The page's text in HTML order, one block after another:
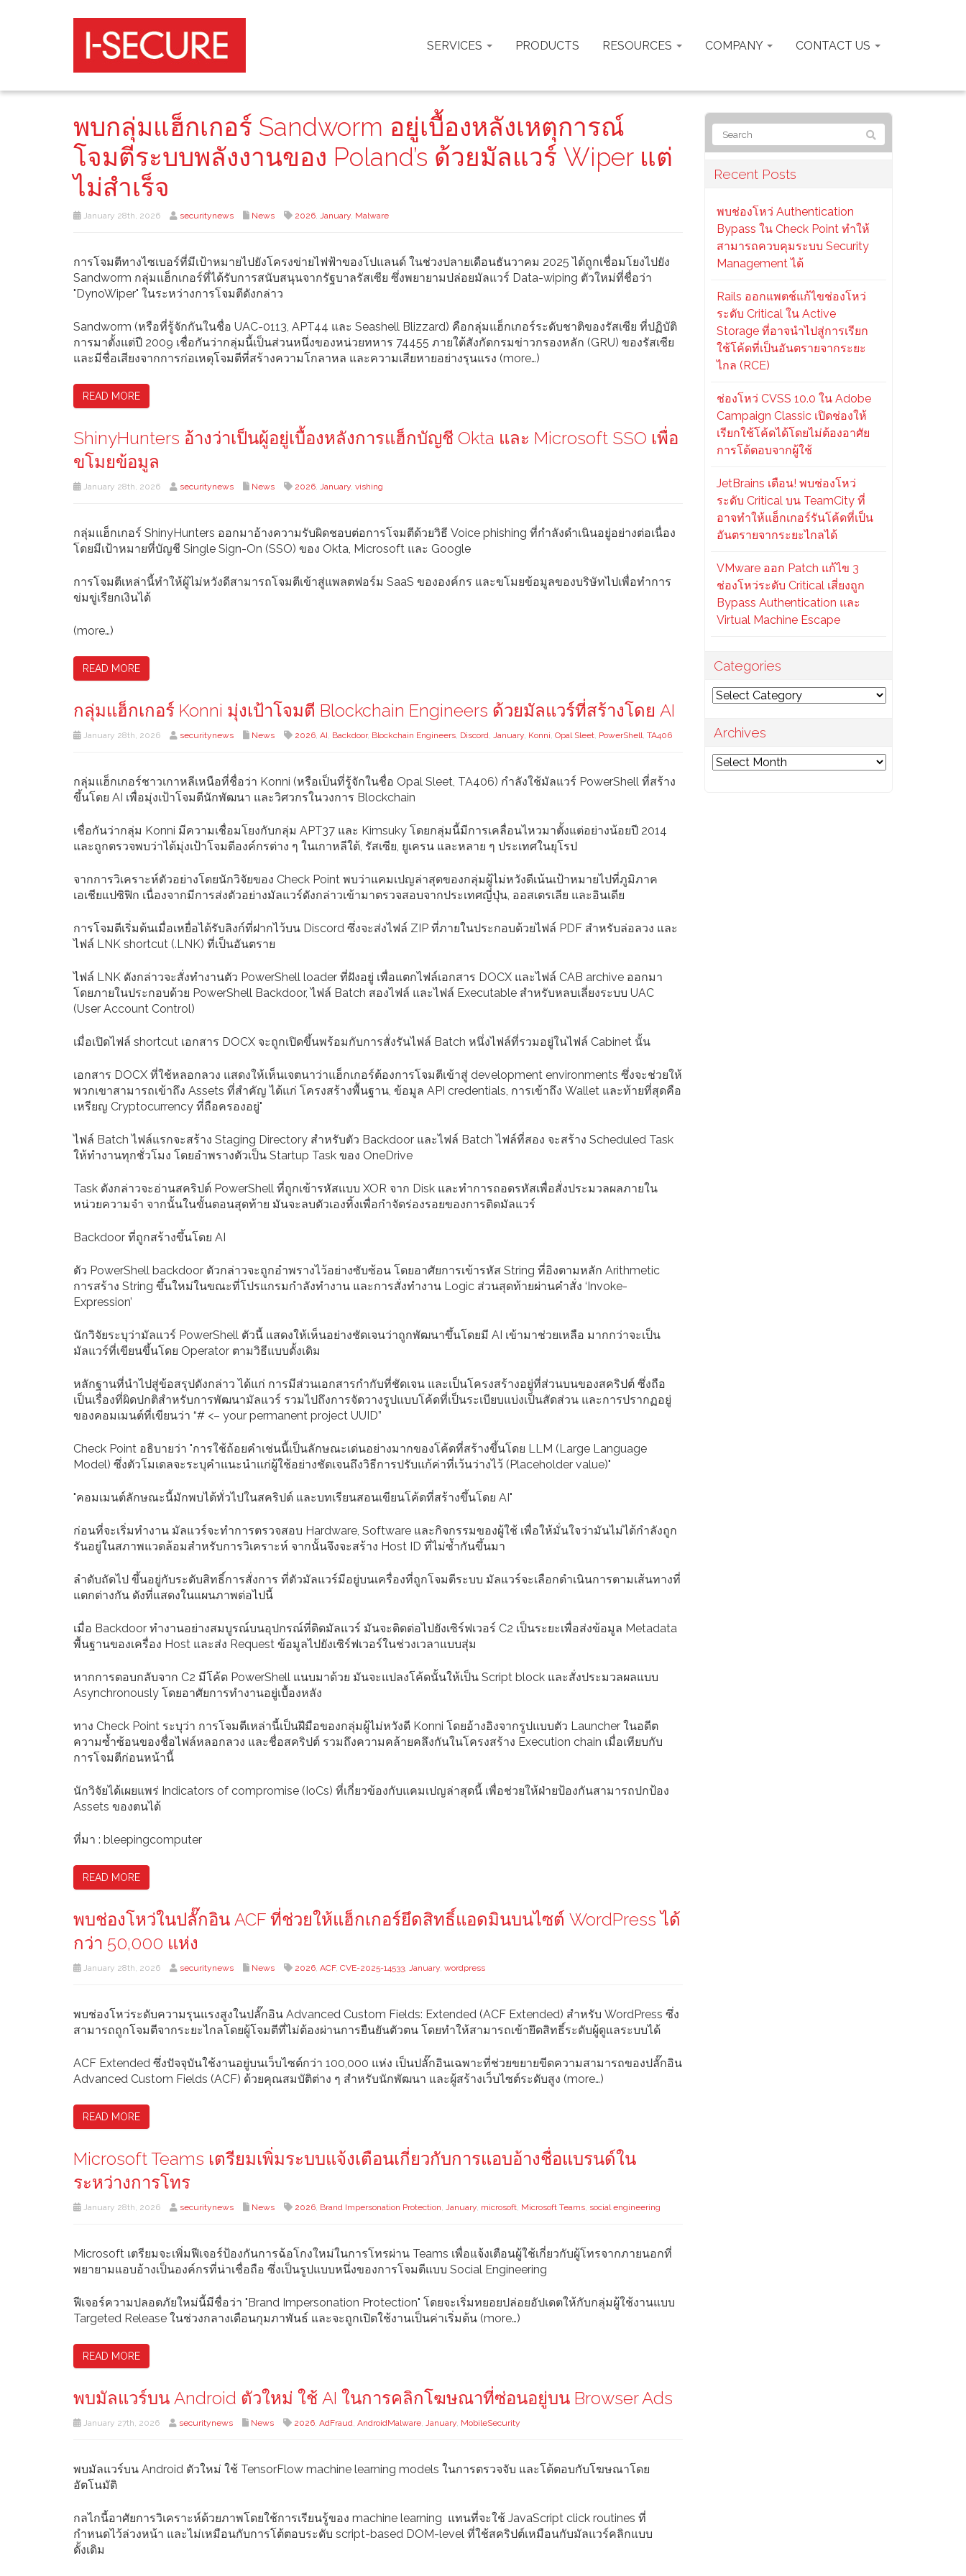
SERVICES PRODUCTS RESOURCES COMPANY CONTACT US
พบกลุ่มแฮ็กเกอร์ Sandworm อยู่เบื้องหลังเหตุการณ์
โจมตีระบบพลังงานของ Poland’s ด้วยมัลแวร์ Wiper แต่
ไม่สำเร็จ
January 28th, 2026 securitynews News 2026, January, Malware
การโจมตีทางไซเบอร์ที่มีเป้าหมายไปยังโครงข่ายไฟฟ้าของโปแลนด์ ในช่วงปลายเดือนธันวาคม 2025 ได้ถูกเชื่อมโยงไปยัง
Sandworm กลุ่มแฮ็กเกอร์ที่ได้รับการสนับสนุนจากรัฐบาลรัสเซีย ซึ่งพยายามปล่อยมัลแวร์ Data-wiping ตัวใหม่ที่ชื่อว่า
"DynoWiper" ในระหว่างการโจมตีดังกล่าว
Sandworm (หรือที่รู้จักกันในชื่อ UAC-0113, APT44 และ Seashell Blizzard) คือกลุ่มแฮ็กเกอร์ระดับชาติของรัสเซีย ที่ปฏิบัติ
การมาตั้งแต่ปี 2009 เชื่อกันว่ากลุ่มนี้เป็นส่วนหนึ่งของหน่วยทหาร 74455 ภายใต้สังกัดกรมข่าวกรองหลัก (GRU) ของรัสเซีย
และมีชื่อเสียงจากการก่อเหตุโจมตีที่สร้างความโกลาหล และความเสียหายอย่างรุนแรง (more…)
READ MORE
ShinyHunters อ้างว่าเป็นผู้อยู่เบื้องหลังการแฮ็กบัญชี Okta และ Microsoft SSO เพื่อ
ขโมยข้อมูล
January 28th, 2026 securitynews News 2026, January, vishing
กลุ่มแฮ็กเกอร์ ShinyHunters ออกมาอ้างความรับผิดชอบต่อการโจมตีด้วยวิธี Voice phishing ที่กำลังดำเนินอยู่อย่างต่อเนื่อง
โดยมีเป้าหมายที่บัญชี Single Sign-On (SSO) ของ Okta, Microsoft และ Google
การโจมตีเหล่านี้ทำให้ผู้ไม่หวังดีสามารถโจมตีเข้าสู่แพลตฟอร์ม SaaS ขององค์กร และขโมยข้อมูลของบริษัทไปเพื่อทำการ
ข่มขู่เรียกเงินได้
(more…)
READ MORE
กลุ่มแฮ็กเกอร์ Konni มุ่งเป้าโจมตี Blockchain Engineers ด้วยมัลแวร์ที่สร้างโดย AI
January 28th, 2026 securitynews News 2026, AI, Backdoor, Blockchain Engineers, Discord, January, Konni, Opal Sleet, PowerShell, TA406
กลุ่มแฮ็กเกอร์ชาวเกาหลีเหนือที่ชื่อว่า Konni (หรือเป็นที่รู้จักในชื่อ Opal Sleet, TA406) กำลังใช้มัลแวร์ PowerShell ที่สร้าง
ขึ้นโดย AI เพื่อมุ่งเป้าโจมตีนักพัฒนา และวิศวกรในวงการ Blockchain
เชื่อกันว่ากลุ่ม Konni มีความเชื่อมโยงกับกลุ่ม APT37 และ Kimsuky โดยกลุ่มนี้มีการเคลื่อนไหวมาตั้งแต่อย่างน้อยปี 2014
และถูกตรวจพบว่าได้มุ่งเป้าโจมตีองค์กรต่าง ๆ ในเกาหลีใต้, รัสเซีย, ยูเครน และหลาย ๆ ประเทศในยุโรป
จากการวิเคราะห์ตัวอย่างโดยนักวิจัยของ Check Point พบว่าแคมเปญล่าสุดของกลุ่มผู้ไม่หวังดีเน้นเป้าหมายไปที่ภูมิภาค
เอเชียแปซิฟิก เนื่องจากมีการส่งตัวอย่างมัลแวร์ดังกล่าวเข้ามาตรวจสอบจากประเทศญี่ปุ่น, ออสเตรเลีย และอินเดีย
การโจมตีเริ่มต้นเมื่อเหยื่อได้รับลิงก์ที่ฝากไว้บน Discord ซึ่งจะส่งไฟล์ ZIP ที่ภายในประกอบด้วยไฟล์ PDF สำหรับล่อลวง และ
ไฟล์ LNK shortcut (.LNK) ที่เป็นอันตราย
ไฟล์ LNK ดังกล่าวจะสั่งทำงานตัว PowerShell loader ที่ฝังอยู่ เพื่อแตกไฟล์เอกสาร DOCX และไฟล์ CAB archive ออกมา
โดยภายในประกอบด้วย PowerShell Backdoor, ไฟล์ Batch สองไฟล์ และไฟล์ Executable สำหรับหลบเลี่ยงระบบ UAC
(User Account Control)
เมื่อเปิดไฟล์ shortcut เอกสาร DOCX จะถูกเปิดขึ้นพร้อมกับการสั่งรันไฟล์ Batch หนึ่งไฟล์ที่รวมอยู่ในไฟล์ Cabinet นั้น
เอกสาร DOCX ที่ใช้หลอกลวง แสดงให้เห็นเจตนาว่าแฮ็กเกอร์ต้องการโจมตีเข้าสู่ development environments ซึ่งจะช่วยให้
พวกเขาสามารถเข้าถึง Assets ที่สำคัญ ได้แก่ โครงสร้างพื้นฐาน, ข้อมูล API credentials, การเข้าถึง Wallet และท้ายที่สุดคือ
เหรียญ Cryptocurrency ที่ถือครองอยู่"
ไฟล์ Batch ไฟล์แรกจะสร้าง Staging Directory สำหรับตัว Backdoor และไฟล์ Batch ไฟล์ที่สอง จะสร้าง Scheduled Task
ให้ทำงานทุกชั่วโมง โดยอำพรางตัวเป็น Startup Task ของ OneDrive
Task ดังกล่าวจะอ่านสคริปต์ PowerShell ที่ถูกเข้ารหัสแบบ XOR จาก Disk และทำการถอดรหัสเพื่อสั่งประมวลผลภายใน
หน่วยความจำ จากนั้นในขั้นตอนสุดท้าย มันจะลบตัวเองทิ้งเพื่อกำจัดร่องรอยของการติดมัลแวร์
Backdoor ที่ถูกสร้างขึ้นโดย AI
ตัว PowerShell backdoor ดัวกล่าวจะถูกอำพรางไว้อย่างซับซ้อน โดยอาศัยการเข้ารหัส String ที่อิงตามหลัก Arithmetic
การสร้าง String ขึ้นใหม่ในขณะที่โปรแกรมกำลังทำงาน และการสั่งทำงาน Logic ส่วนสุดท้ายผ่านคำสั่ง ‘Invoke-
Expression’
นักวิจัยระบุว่ามัลแวร์ PowerShell ตัวนี้ แสดงให้เห็นอย่างชัดเจนว่าถูกพัฒนาขึ้นโดยมี AI เข้ามาช่วยเหลือ มากกว่าจะเป็น
มัลแวร์ที่เขียนขึ้นโดย Operator ตามวิธีแบบดั้งเดิม
หลักฐานที่นำไปสู่ข้อสรุปดังกล่าว ได้แก่ การมีส่วนเอกสารกำกับที่ชัดเจน และเป็นโครงสร้างอยู่ที่ส่วนบนของสคริปต์ ซึ่งถือ
เป็นเรื่องที่ผิดปกติสำหรับการพัฒนามัลแวร์ รวมไปถึงการจัดวางรูปแบบโค้ดที่เป็นระเบียบแบ่งเป็นสัดส่วน และการปรากฏอยู่
ของคอมเมนต์ที่เขียนว่า “# <– your permanent project UUID”
Check Point อธิบายว่า "การใช้ถ้อยคำเช่นนี้เป็นลักษณะเด่นอย่างมากของโค้ดที่สร้างขึ้นโดย LLM (Large Language
Model) ซึ่งตัวโมเดลจะระบุคำแนะนำแก่ผู้ใช้อย่างชัดเจนถึงวิธีการปรับแก้ค่าที่เว้นว่างไว้ (Placeholder value)"
"คอมเมนต์ลักษณะนี้มักพบได้ทั่วไปในสคริปต์ และบทเรียนสอนเขียนโค้ดที่สร้างขึ้นโดย AI"
ก่อนที่จะเริ่มทำงาน มัลแวร์จะทำการตรวจสอบ Hardware, Software และกิจกรรมของผู้ใช้ เพื่อให้มั่นใจว่ามันไม่ได้กำลังถูก
รันอยู่ในสภาพแวดล้อมสำหรับการวิเคราะห์ จากนั้นจึงจะสร้าง Host ID ที่ไม่ซ้ำกันขึ้นมา
ลำดับถัดไป ขึ้นอยู่กับระดับสิทธิ์การสั่งการ ที่ตัวมัลแวร์มีอยู่บนเครื่องที่ถูกโจมตีระบบ มัลแวร์จะเลือกดำเนินการตามเส้นทางที่
แตกต่างกัน ดังที่แสดงในแผนภาพต่อไปนี้
เมื่อ Backdoor ทำงานอย่างสมบูรณ์บนอุปกรณ์ที่ติดมัลแวร์ มันจะติดต่อไปยังเซิร์ฟเวอร์ C2 เป็นระยะเพื่อส่งข้อมูล Metadata
พื้นฐานของเครื่อง Host และส่ง Request ข้อมูลไปยังเซิร์ฟเวอร์ในช่วงเวลาแบบสุ่ม
หากการตอบกลับจาก C2 มีโค้ด PowerShell แนบมาด้วย มันจะแปลงโค้ดนั้นให้เป็น Script block และสั่งประมวลผลแบบ
Asynchronously โดยอาศัยการทำงานอยู่เบื้องหลัง
ทาง Check Point ระบุว่า การโจมตีเหล่านี้เป็นฝีมือของกลุ่มผู้ไม่หวังดี Konni โดยอ้างอิงจากรูปแบบตัว Launcher ในอดีต
ความซ้ำซ้อนของชื่อไฟล์หลอกลวง และชื่อสคริปต์ รวมถึงความคล้ายคลึงกันในโครงสร้าง Execution chain เมื่อเทียบกับ
การโจมตีก่อนหน้านี้
นักวิจัยได้เผยแพร่ Indicators of compromise (IoCs) ที่เกี่ยวข้องกับแคมเปญล่าสุดนี้ เพื่อช่วยให้ฝ่ายป้องกันสามารถปกป้อง
Assets ของตนได้
ที่มา : bleepingcomputer
READ MORE
พบช่องโหว่ในปลั๊กอิน ACF ที่ช่วยให้แฮ็กเกอร์ยึดสิทธิ์แอดมินบนไซต์ WordPress ได้
กว่า 50,000 แห่ง
January 28th, 2026 securitynews News 2026, ACF, CVE-2025-14533, January, wordpress
พบช่องโหว่ระดับความรุนแรงสูงในปลั๊กอิน Advanced Custom Fields: Extended (ACF Extended) สำหรับ WordPress ซึ่ง
สามารถถูกโจมตีจากระยะไกลโดยผู้โจมตีที่ไม่ต้องผ่านการยืนยันตัวตน โดยทำให้สามารถเข้ายึดสิทธิ์ระดับผู้ดูแลระบบได้
ACF Extended ซึ่งปัจจุบันใช้งานอยู่บนเว็บไซต์กว่า 100,000 แห่ง เป็นปลั๊กอินเฉพาะที่ช่วยขยายขีดความสามารถของปลั๊กอิน
Advanced Custom Fields (ACF) ด้วยคุณสมบัติต่าง ๆ สำหรับนักพัฒนา และผู้สร้างเว็บไซต์ระดับสูง (more…)
READ MORE
Microsoft Teams เตรียมเพิ่มระบบแจ้งเตือนเกี่ยวกับการแอบอ้างชื่อแบรนด์ใน
ระหว่างการโทร
January 28th, 2026 securitynews News 2026, Brand Impersonation Protection, January, microsoft, Microsoft Teams, social engineering
Microsoft เตรียมจะเพิ่มฟีเจอร์ป้องกันการฉ้อโกงใหม่ในการโทรผ่าน Teams เพื่อแจ้งเตือนผู้ใช้เกี่ยวกับผู้โทรจากภายนอกที่
พยายามแอบอ้างเป็นองค์กรที่น่าเชื่อถือ ซึ่งเป็นรูปแบบหนึ่งของการโจมตีแบบ Social Engineering
ฟีเจอร์ความปลอดภัยใหม่นี้มีชื่อว่า "Brand Impersonation Protection" โดยจะเริ่มทยอยปล่อยอัปเดตให้กับกลุ่มผู้ใช้งานแบบ
Targeted Release ในช่วงกลางเดือนกุมภาพันธ์ และจะถูกเปิดใช้งานเป็นค่าเริ่มต้น (more…)
READ MORE
พบมัลแวร์บน Android ตัวใหม่ ใช้ AI ในการคลิกโฆษณาที่ซ่อนอยู่บน Browser Ads
January 27th, 2026 securitynews News 2026, AdFraud, AndroidMalware, January, MobileSecurity
พบมัลแวร์บน Android ตัวใหม่ ใช้ TensorFlow machine learning models ในการตรวจจับ และโต้ตอบกับโฆษณาโดย
อัตโนมัติ
กลไกนี้อาศัยการวิเคราะห์ด้วยภาพโดยใช้การเรียนรู้ของ machine learning แทนที่จะใช้ JavaScript click routines ที่
กำหนดไว้ล่วงหน้า และไม่เหมือนกับการโต้ตอบระดับ script-based DOM-level ที่ใช้สคริปต์เหมือนกับมัลแวร์คลิกแบบ
ดั้งเดิม
Recent Posts
พบช่องโหว่ Authentication
Bypass ใน Check Point ทำให้
สามารถควบคุมระบบ Security
Management ได้
Rails ออกแพตช์แก้ไขช่องโหว่
ระดับ Critical ใน Active
Storage ที่อาจนำไปสู่การเรียก
ใช้โค้ดที่เป็นอันตรายจากระยะ
ไกล (RCE)
ช่องโหว่ CVSS 10.0 ใน Adobe
Campaign Classic เปิดช่องให้
เรียกใช้โค้ดได้โดยไม่ต้องอาศัย
การโต้ตอบจากผู้ใช้
JetBrains เตือน! พบช่องโหว่
ระดับ Critical บน TeamCity ที่
อาจทำให้แฮ็กเกอร์รันโค้ดที่เป็น
อันตรายจากระยะไกลได้
VMware ออก Patch แก้ไข 3
ช่องโหว่ระดับ Critical เสี่ยงถูก
Bypass Authentication และ
Virtual Machine Escape
Categories
Categories
Archives
Archives